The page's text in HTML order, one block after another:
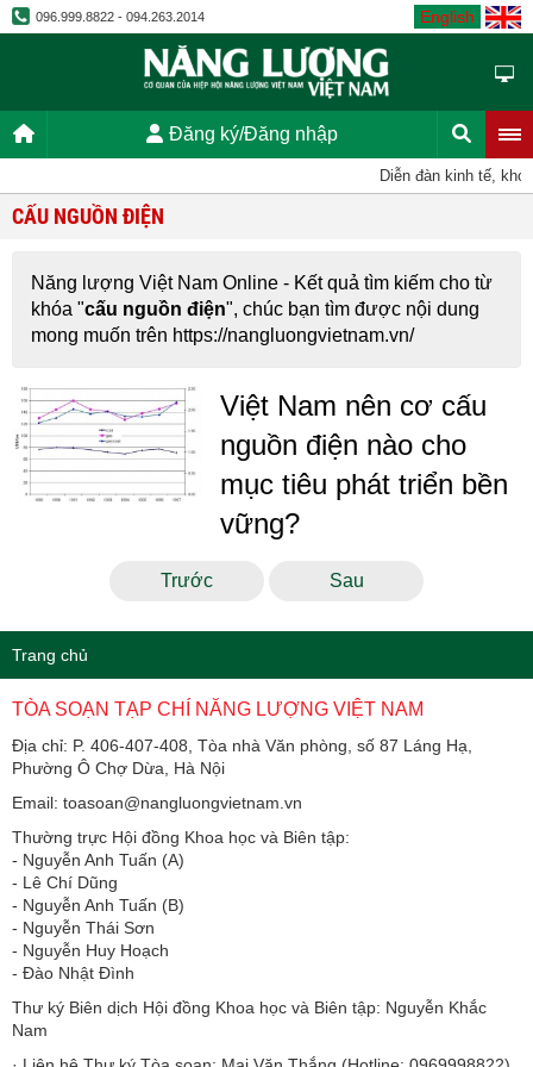
096.999.8822 - 094.263.2014 English
Đăng ký/Đăng nhập
Diễn đàn kinh tế,
CẤU NGUỒN ĐIỆN
Năng lượng Việt Nam Online - Kết quả tìm kiếm cho từ
khóa "cấu nguồn điện", chúc bạn tìm được nội dung
mong muốn trên https://nangluongvietnam.vn/
Việt Nam nên cơ cấu
nguồn điện nào cho
mục tiêu phát triển bền
vững?
Trước Sau
Trang chủ
TÒA SOẠN TẠP CHÍ NĂNG LƯỢNG VIỆT NAM
Địa chỉ: P. 406-407-408, Tòa nhà Văn phòng, số 87 Láng Hạ,
Phường Ô Chợ Dừa, Hà Nội
Email: toasoan@nangluongvietnam.vn
Thường trực Hội đồng Khoa học và Biên tập:
​​​​​​- Nguyễn Anh Tuấn (A)
- Lê Chí Dũng
- Nguyễn Anh Tuấn (B)
- Nguyễn Thái Sơn
- Nguyễn Huy Hoạch
- Đào Nhật Đình
Thư ký Biên dịch Hội đồng Khoa học và Biên tập: Nguyễn Khắc
Nam